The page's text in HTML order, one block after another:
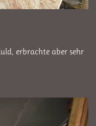
erbrachte aber sehr